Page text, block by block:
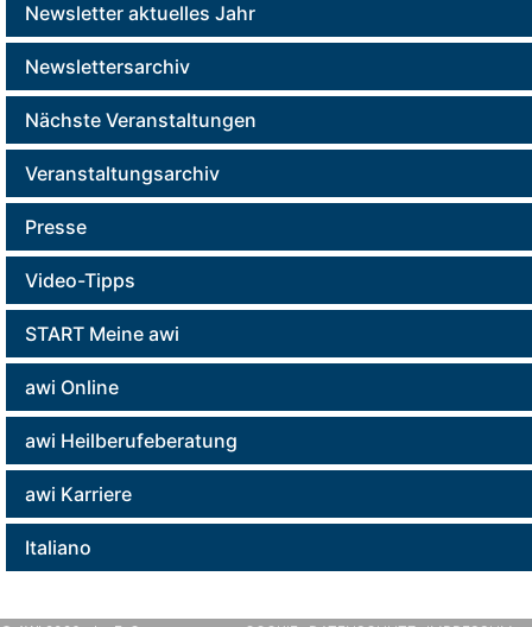
Newsletter aktuelles Jahr
Newslettersarchiv
Nächste Veranstaltungen
Veranstaltungsarchiv
Presse
Video-Tipps
START Meine awi
awi Online
awi Heilberufeberatung
awi Karriere
Italiano